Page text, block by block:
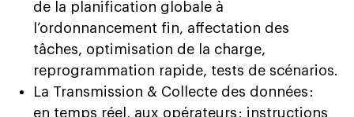
de la planification globale à
l’ordonnancement fin, affectation des
tâches, optimisation de la charge,
reprogrammation rapide, tests de scénarios.
La Transmission & Collecte des données :
en temps réel, aux opérateurs : instructions